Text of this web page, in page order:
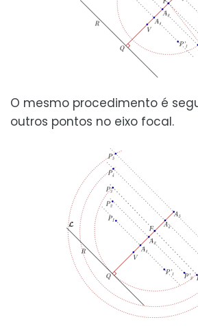
O mesmo procedimento é
outros pontos no eixo focal.